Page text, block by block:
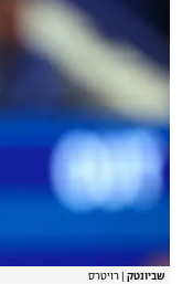
שביונטק רויטרס